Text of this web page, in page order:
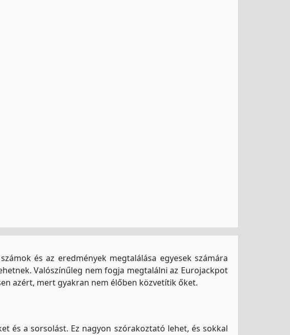
és az eredmények megtalálása egyesek számára
Valószínűleg nem fogja megtalálni az Eurojackpot
azért, mert gyakran nem élőben közvetítik őket.
és a sorsolást. Ez nagyon szórakoztató lehet, és sokkal